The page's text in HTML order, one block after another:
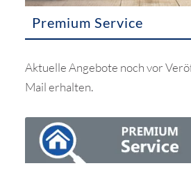
Premium Service
Aktuelle Angebote noch vor
Mail erhalten.